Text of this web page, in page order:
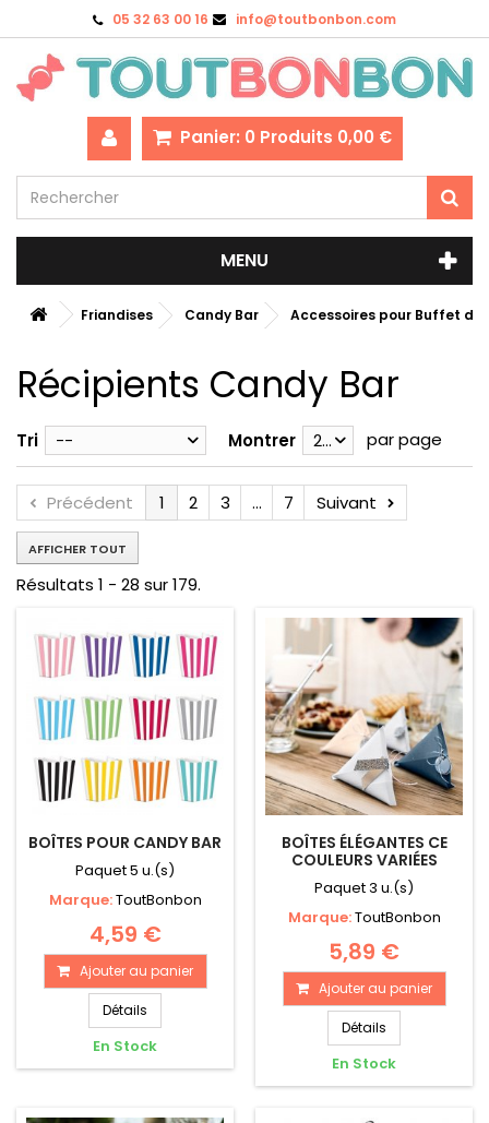
05 32 63 00 16 info@toutbonbon.com
Panier: 0 Produits 0,00 €
MENU
Friandises Candy Bar Accessoires pour Buffet de
Récipients Candy Bar
Tri -- Montrer 28 par page
Précédent 1 2 3 ... 7 Suivant
AFFICHER TOUT
Résultats 1 - 28 sur 179.
BOÎTES POUR CANDY BAR
Paquet 5 u.(s)
Marque:ToutBonbon
4,59 €
Ajouter au panier
Détails
En Stock
BOÎTES ÉLÉGANTES CE
COULEURS VARIÉES
Paquet 3 u.(s)
Marque:ToutBonbon
5,89 €
Ajouter au panier
Détails
En Stock